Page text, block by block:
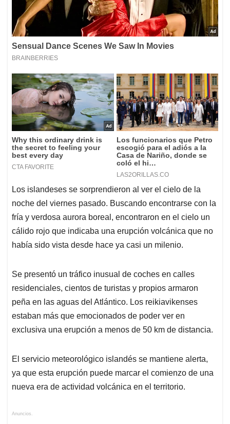
Los islandeses se sorprendieron al ver el cielo de la
noche del viernes pasado. Buscando encontrarse con la
fría y verdosa aurora boreal, encontraron en el cielo un
cálido rojo que indicaba una erupción volcánica que no
había sido vista desde hace ya casi un milenio.
Se presentó un tráfico inusual de coches en calles
residenciales, cientos de turistas y propios armaron
peña en las aguas del Atlántico. Los reikiavikenses
estaban más que emocionados de poder ver en
exclusiva una erupción a menos de 50 km de distancia.
El servicio meteorológico islandés se mantiene alerta,
ya que esta erupción puede marcar el comienzo de una
nueva era de actividad volcánica en el territorio.
Anuncios.